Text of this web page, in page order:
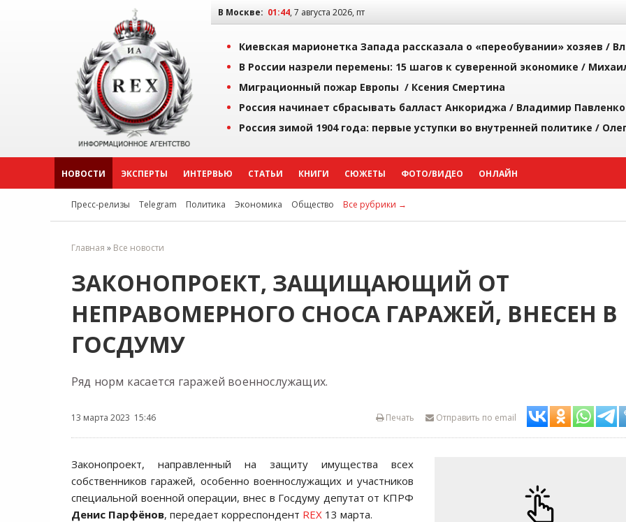
В Москве: 01:44, 7 августа 2026, пт
Киевская марионетка Запада рассказала о «переобувании» хозяев /
В России назрели перемены: 15 шагов к суверенной экономике /
Миграционный пожар Европы / Ксения Смертина
Россия начинает сбрасывать балласт Анкориджа / Владимир Павленко
Россия зимой 1904 года: первые уступки во внутренней политике /
НОВОСТИ ЭКСПЕРТЫ ИНТЕРВЬЮ СТАТЬИ КНИГИ СЮЖЕТЫ ФОТО/ВИДЕО ОНЛАЙН
Пресс-релизы Telegram Политика Экономика Общество Все рубрики →
Главная » Все новости
ЗАКОНОПРОЕКТ, ЗАЩИЩАЮЩИЙ ОТ
НЕПРАВОМЕРНОГО СНОСА ГАРАЖЕЙ, ВНЕСЕН В
ГОСДУМУ
Ряд норм касается гаражей военнослужащих.
13 марта 2023 15:46 Отправить по email
Печать
Законопроект, направленный на защиту имущества всех
собственников гаражей, особенно военнослужащих и участников
специальной военной операции, внес в Госдуму депутат от КПРФ
Денис Парфёнов, передает корреспондент REX 13 марта.